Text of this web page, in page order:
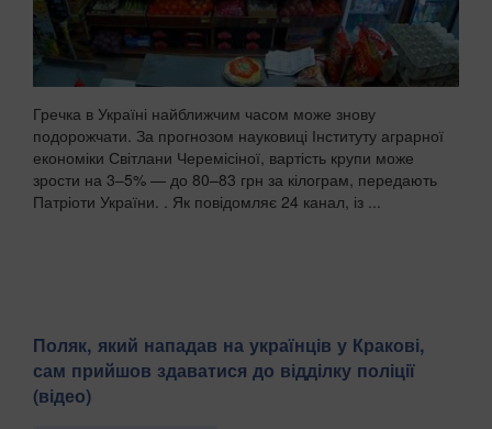
Гречка в Україні найближчим часом може знову
подорожчати. За прогнозом науковиці Інституту аграрної
економіки Світлани Черемісіної, вартість крупи може
зрости на 3–5% — до 80–83 грн за кілограм, передають
Патріоти України. . Як повідомляє 24 канал, із ...
Поляк, який нападав на українців у Кракові,
сам прийшов здаватися до відділку поліції
(відео)